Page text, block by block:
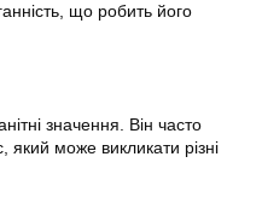
що робить його
значення. Він часто
може викликати різні